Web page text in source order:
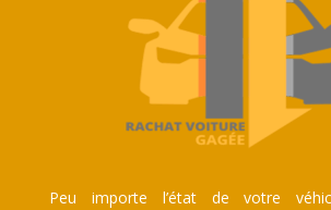
Peu importe l’état de votre